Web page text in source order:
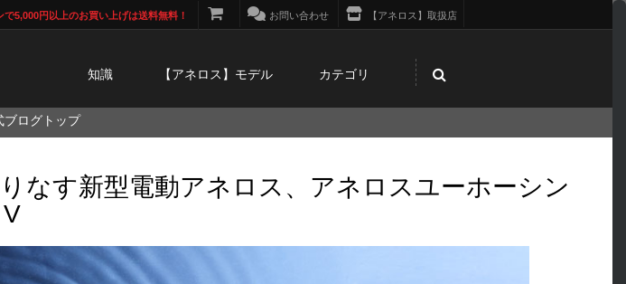
で5,000円以上のお買い上げは送料無料！ お問い合わせ 【アネロス】取扱店
知識 【アネロス】モデル カテゴリ
ブログトップ
なす新型電動アネロス、アネロスユーホーシン
V